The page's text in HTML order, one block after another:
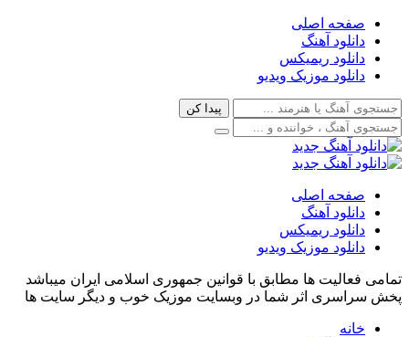
صفحه اصلی
دانلود آهنگ
دانلود ریمیکس
دانلود موزیک ویدیو
صفحه اصلی
دانلود آهنگ
دانلود ریمیکس
دانلود موزیک ویدیو
تمامی فعالیت ها مطابق با قوانین جمهوری اسلامی ایران میباشد
پخش سراسری اثر شما در وبسایت موزیک خوب و دیگر سایت ها
خانه